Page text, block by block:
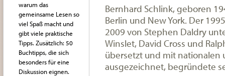
Bernhard Schlink, geboren
Berlin und New York. Der
2009 von Stephen Daldry
Winslet, David Cross und
übersetzt und mit nationalen
ausgezeichnet, begründete
warum das
gemeinsame Lesen so
viel Spaß macht und
gibt viele praktische
Tipps. Zusätzlich: 50
Buchtipps, die sich
besonders für eine
Diskussion eignen.